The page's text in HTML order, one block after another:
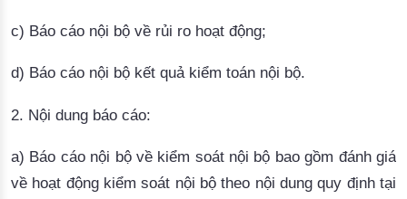
c) Báo cáo nội bộ về rủi ro hoạt động;
d) Báo cáo nội bộ kết quả kiểm toán nội bộ.
2. Nội dung báo cáo:
a) Báo cáo nội bộ về kiểm soát nội bộ bao gồm đánh giá
về hoạt động kiểm soát nội bộ theo nội dung quy định tại